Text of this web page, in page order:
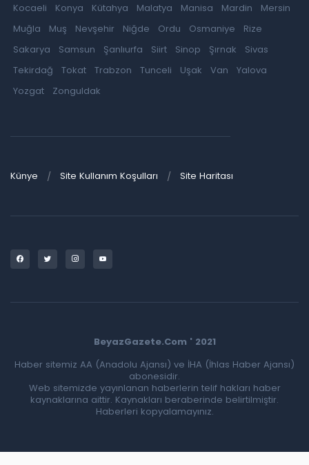
Kocaeli
Konya Kütahya Malatya Manisa Mardin
Mersin
Muğla
Muş Nevşehir Niğde Ordu Osmaniye
Rize
Sakarya
Samsun Şanlıurfa Siirt Sinop Şırnak
Sivas
Tekirdağ
Tokat Trabzon Tunceli Uşak Van
Yalova
Yozgat
Zonguldak
Künye Site Kullanım Koşulları Site Haritası
BeyazGazete.Com ' 2021
Haber sitemiz AA (Anadolu Ajansı) ve İHA (İhlas Haber Ajansı)
abonesidir.
Web sitemizde yayınlanan haberlerin telif hakları haber
kaynaklarına aittir. Kaynakları beraberinde belirtilmiştir.
Haberleri kopyalamayınız.